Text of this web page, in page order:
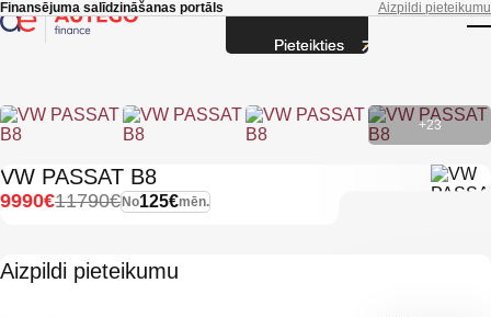
Skip to main content
Finansējuma salīdzināšanas portāls Aizpildi pieteikumu
+23
VW PASSAT B8
No125€mēn.
11790€
9990€
Aizpildi pieteikumu